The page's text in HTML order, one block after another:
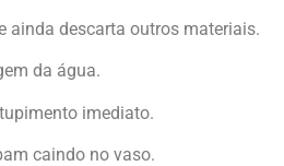
ainda descarta outros materiais.
da água.
imediato.
caindo no vaso.